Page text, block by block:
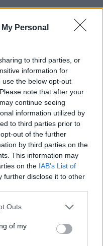
Personal
to third parties, or
information for
the below opt-out
note that after your
continue seeing
information utilized by
to third parties prior to
out of the further
by third parties on the
This information may
on the IAB’s List of
further disclose it to other
Outs
of my
Survivor:
διαφορετικό,
παντού στη Novibet με
App